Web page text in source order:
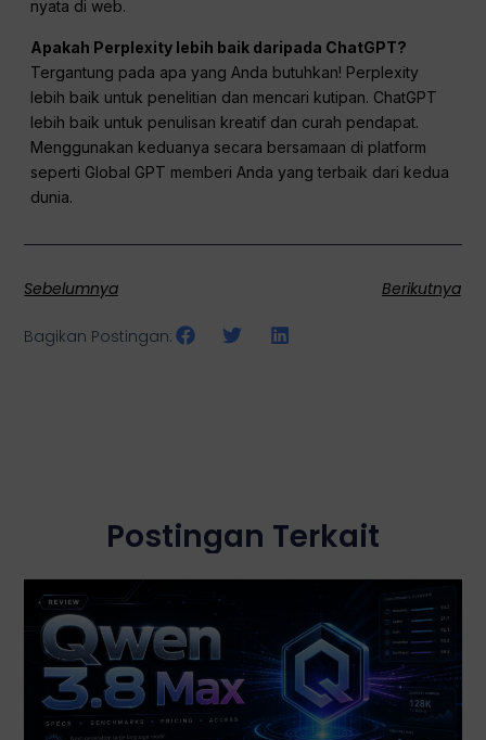
nyata di web.
Apakah Perplexity lebih baik daripada ChatGPT?
Tergantung pada apa yang Anda butuhkan! Perplexity
lebih baik untuk penelitian dan mencari kutipan. ChatGPT
lebih baik untuk penulisan kreatif dan curah pendapat.
Menggunakan keduanya secara bersamaan di platform
seperti Global GPT memberi Anda yang terbaik dari kedua
dunia.
Sebelumnya Berikutnya
Bagikan Postingan:
Postingan Terkait